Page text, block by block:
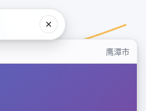
鹰潭市